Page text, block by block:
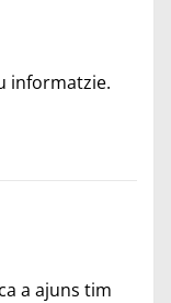
informatzie.
a ajuns tim